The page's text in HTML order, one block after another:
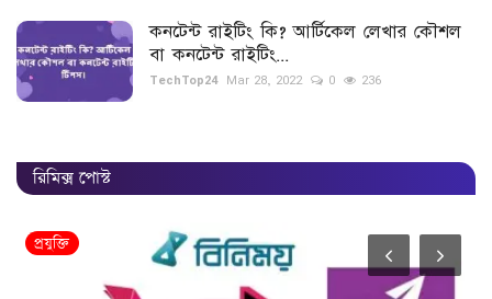
কনটেন্ট রাইটিং কি? আর্টিকেল লেখার কৌশল
বা কনটেন্ট রাইটিং...
TechTop24 Mar 28, 2022 0 236
রিমিক্স পোস্ট
প্রযুক্তি